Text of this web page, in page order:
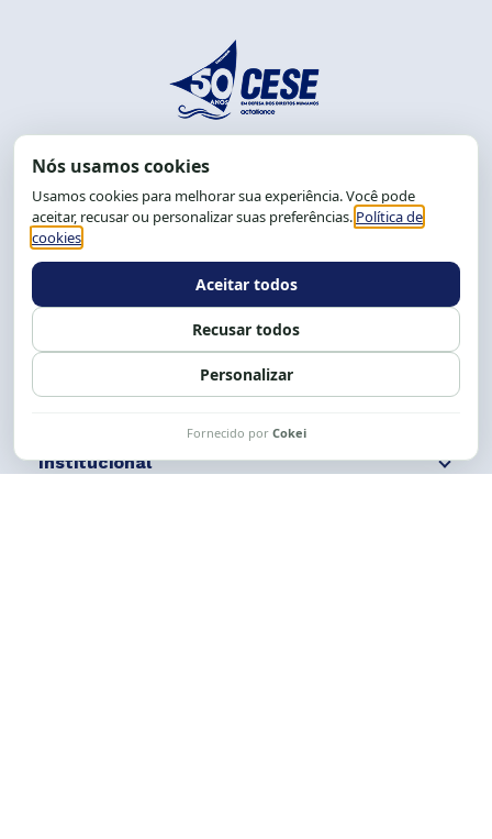
End.: R. da Graça, 150. Graça
CEP: 40.150-055
Salvador-BA, Brasil.
Tel.: (71) 2104-5457, Cel.: (71) 9 9239-2104 ou 2105
Expediente: 8h às 12h e 13 às 17h.
Siga nossas redes Fale conosco
Institucional